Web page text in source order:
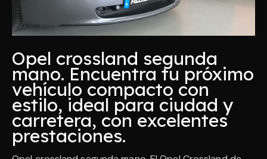
Opel crossland segunda
mano. Encuentra tu próximo
vehículo compacto con
estilo, ideal para ciudad y
carretera, con excelentes
prestaciones.